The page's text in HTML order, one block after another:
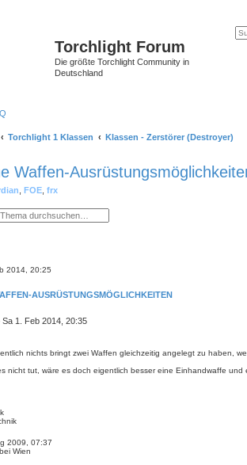
Torchlight Forum
Die größte Torchlight Community in
Deutschland
Torchlight 1 Klassen Klassen - Zerstörer (Destroyer)
Waffen-
FOE frx
2014, 20:25
AUSRÜSTUNGSMÖGLICHKEITEN
Sa 1. Feb 2014, 20:35
nichts bringt zwei Waffen gleichzeitig angelegt zu haben,
nicht tut, wäre es doch eigentlich besser eine Einhandwaffe und
2009, 07:37
Wien